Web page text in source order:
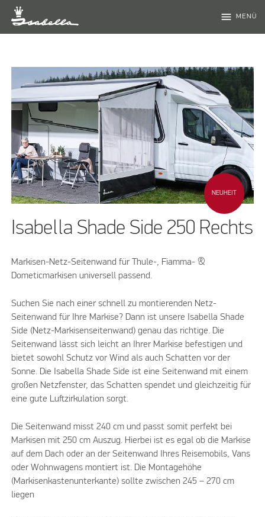
menu MENÜ
NEUHEIT
Isabella Shade Side 250 Rechts
Markisen-Netz-Seitenwand für Thule-, Fiamma- &
Dometicmarkisen universell passend.
Suchen Sie nach einer schnell zu montierenden Netz-
Seitenwand für Ihre Markise? Dann ist unsere Isabella Shade
Side (Netz-Markisenseitenwand) genau das richtige. Die
Seitenwand lässt sich leicht an Ihrer Markise befestigen und
bietet sowohl Schutz vor Wind als auch Schatten vor der
Sonne. Die Isabella Shade Side ist eine Seitenwand mit einem
großen Netzfenster, das Schatten spendet und gleichzeitig für
eine gute Luftzirkulation sorgt.
Die Seitenwand misst 240 cm und passt somit perfekt bei
Markisen mit 250 cm Auszug. Hierbei ist es egal ob die Markise
auf dem Dach oder an der Seitenwand Ihres Reisemobils, Vans
oder Wohnwagens montiert ist. Die Montagehöhe
(Markisenkastenunterkante) sollte zwischen 245 – 270 cm
liegen